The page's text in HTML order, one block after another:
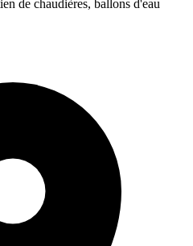
de chaudières, ballons d'eau